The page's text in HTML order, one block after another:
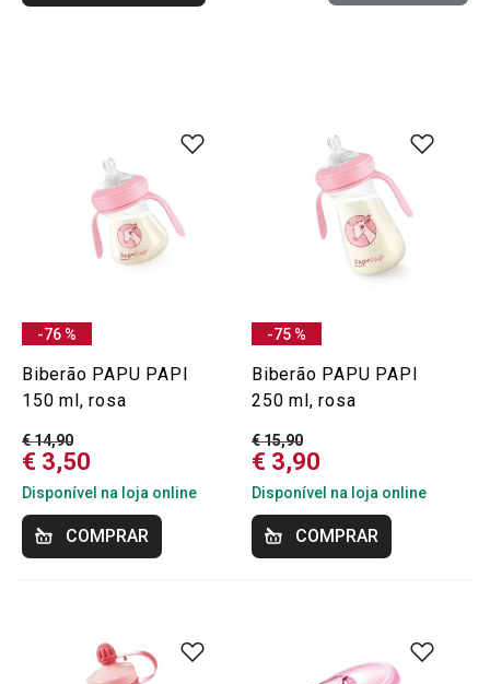
-76 %
Biberão PAPU PAPI
150 ml, rosa
€ 14,90
€ 3,50
Disponível na loja online
COMPRAR
-75 %
Biberão PAPU PAPI
250 ml, rosa
€ 15,90
€ 3,90
Disponível na loja online
COMPRAR